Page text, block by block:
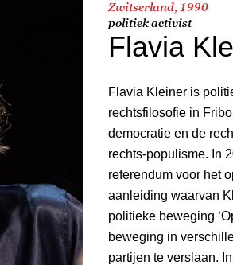
Zwitserland, 1990
politiek activist
Flavia
Flavia Kleiner is
rechtsfilosofie in
democratie en de
rechts-populisme. In
referendum voor het
aanleiding waarvan
politieke beweging
beweging in
partijen te verslaan.